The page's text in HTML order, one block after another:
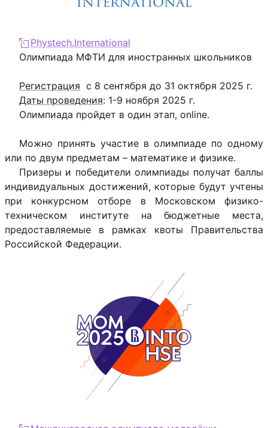
Phystech.International
Олимпиада МФТИ для иностранных школьников
Регистрация с 8 сентября до 31 октября 2025 г.
Даты проведения: 1-9 ноября 2025 г.
Олимпиада пройдет в один этап, online.
Можно принять участие в олимпиаде по одному
или по двум предметам – математике и физике.
Призеры и победители олимпиады получат баллы
индивидуальных достижений, которые будут учтены
при конкурсном отборе в Московском физико-
техническом институте на бюджетные места,
предоставляемые в рамках квоты Правительства
Российской Федерации.